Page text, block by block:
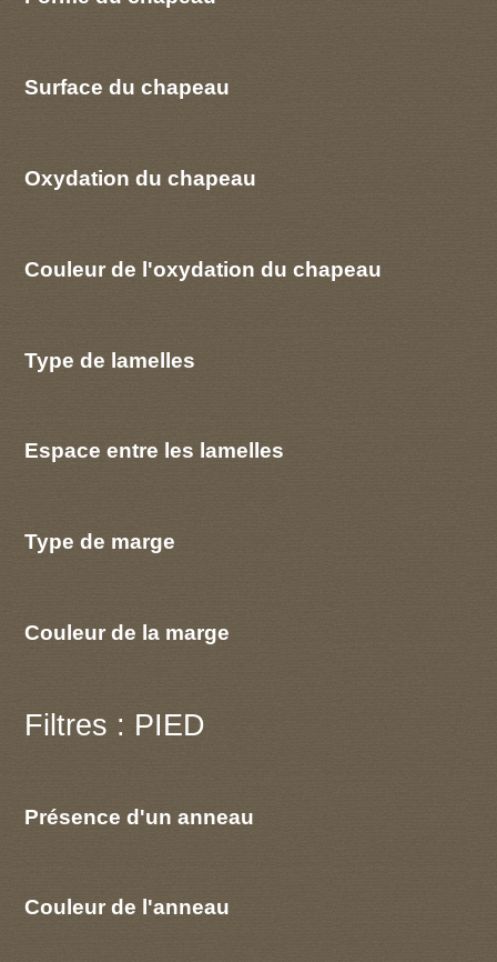
Surface du chapeau
Oxydation du chapeau
Couleur de l'oxydation du chapeau
Type de lamelles
Espace entre les lamelles
Type de marge
Couleur de la marge
Filtres : PIED
Présence d'un anneau
Couleur de l'anneau